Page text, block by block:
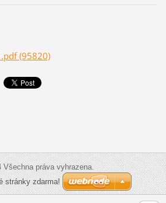
(95820)
Všechna práva vyhrazena.
stránky zdarma!